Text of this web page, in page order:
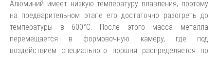
Алюминий имеет низкую температуру плавления, поэтому
на предварительном этапе его достаточно разогреть до
температуры в 600°С. После этого масса металла
перемещается в формовочную камеру, где под
воздействием специального поршня распределяется по